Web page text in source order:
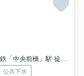
中央前橋」駅 徒歩45分
公共下水